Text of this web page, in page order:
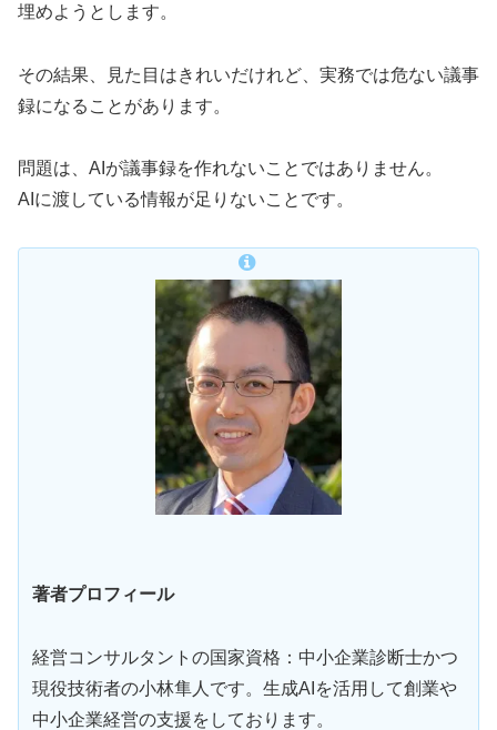
埋めようとします。
その結果、見た目はきれいだけれど、実務では危ない議事
録になることがあります。
問題は、AIが議事録を作れないことではありません。
AIに渡している情報が足りないことです。
著者プロフィール
経営コンサルタントの国家資格：中小企業診断士かつ
現役技術者の小林隼人です。生成AIを活用して創業や
中小企業経営の支援をしております。